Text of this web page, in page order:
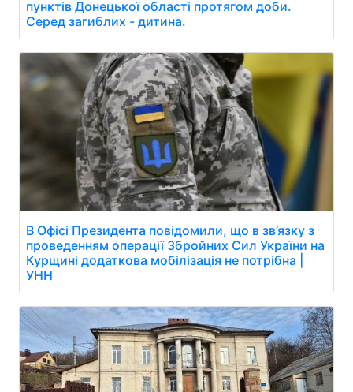
пунктів Донецької області протягом доби.
Серед загиблих - дитина.
В Офісі Президента повідомили, що в зв’язку з
проведенням операції Збройних Сил України на
Курщині додаткова мобілізація не потрібна |
УНН